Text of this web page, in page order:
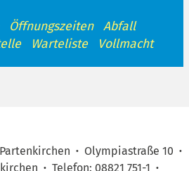
Öffnungszeiten
Abfall
Warteliste Vollmacht
· Olympiastraße 10 ·
· Telefon: 08821 751-1 ·